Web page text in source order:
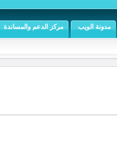
مدونة الويب مركز الدعم والمساندة